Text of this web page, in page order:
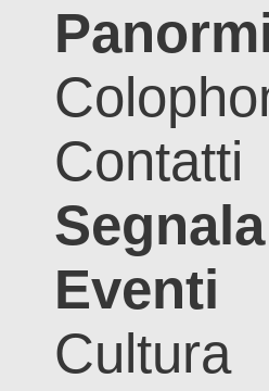
Contatti
Segnala
Eventi
Cultura